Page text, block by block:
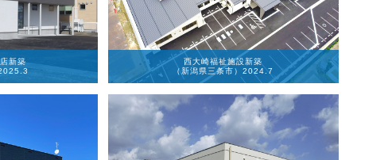
新築
西大崎福祉施設新築
（新潟県三条市）2024.7